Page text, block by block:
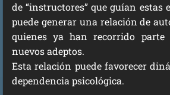
de “instructores” que guían estas
puede generar una relación de
quienes ya han recorrido
nuevos adeptos.
Esta relación puede favorecer
dependencia psicológica.